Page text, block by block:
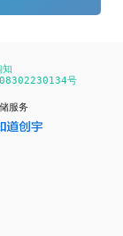
知
号
服务